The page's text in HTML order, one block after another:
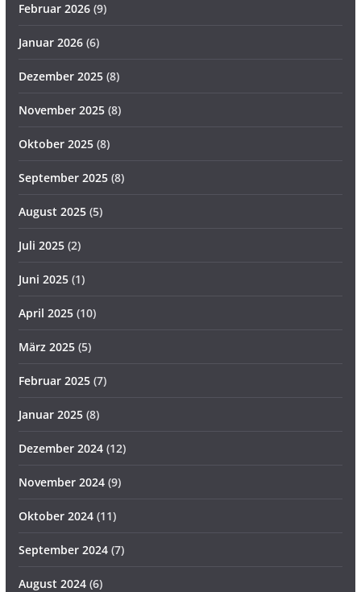
Februar 2026(9)
Januar 2026(6)
Dezember 2025(8)
November 2025(8)
Oktober 2025(8)
September 2025(8)
August 2025(5)
Juli 2025(2)
Juni 2025(1)
April 2025(10)
März 2025(5)
Februar 2025(7)
Januar 2025(8)
Dezember 2024(12)
November 2024(9)
Oktober 2024(11)
September 2024(7)
August 2024(6)